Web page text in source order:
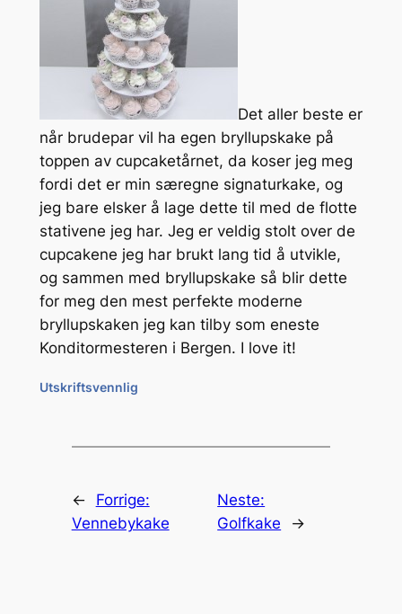
Det aller beste er
når brudepar vil ha egen bryllupskake på
toppen av cupcaketårnet, da koser jeg meg
fordi det er min særegne signaturkake, og
jeg bare elsker å lage dette til med de flotte
stativene jeg har. Jeg er veldig stolt over de
cupcakene jeg har brukt lang tid å utvikle,
og sammen med bryllupskake så blir dette
for meg den mest perfekte moderne
bryllupskaken jeg kan tilby som eneste
Konditormesteren i Bergen. I love it!
Utskriftsvennlig
←
Forrige:
Vennebykake
Neste:
Golfkake
→